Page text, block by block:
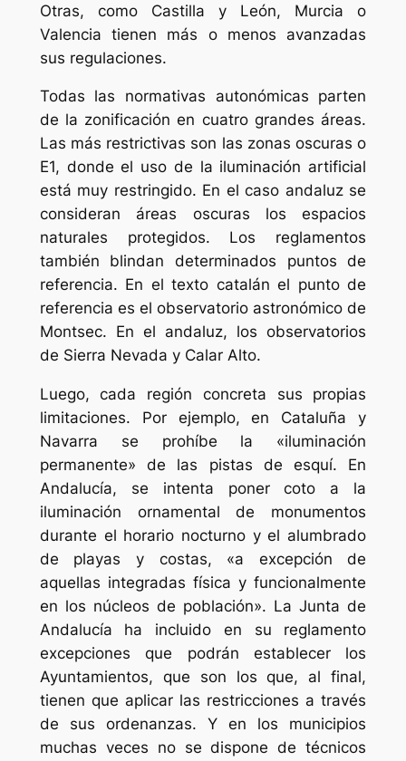
Otras, como Castilla y León, Murcia o
Valencia tienen más o menos avanzadas
sus regulaciones.
Todas las normativas autonómicas parten
de la zonificación en cuatro grandes áreas.
Las más restrictivas son las zonas oscuras o
E1, donde el uso de la iluminación artificial
está muy restringido. En el caso andaluz se
consideran áreas oscuras los espacios
naturales protegidos. Los reglamentos
también blindan determinados puntos de
referencia. En el texto catalán el punto de
referencia es el observatorio astronómico de
Montsec. En el andaluz, los observatorios
de Sierra Nevada y Calar Alto.
Luego, cada región concreta sus propias
limitaciones. Por ejemplo, en Cataluña y
Navarra se prohíbe la «iluminación
permanente» de las pistas de esquí. En
Andalucía, se intenta poner coto a la
iluminación ornamental de monumentos
durante el horario nocturno y el alumbrado
de playas y costas, «a excepción de
aquellas integradas física y funcionalmente
en los núcleos de población». La Junta de
Andalucía ha incluido en su reglamento
excepciones que podrán establecer los
Ayuntamientos, que son los que, al final,
tienen que aplicar las restricciones a través
de sus ordenanzas. Y en los municipios
muchas veces no se dispone de técnicos